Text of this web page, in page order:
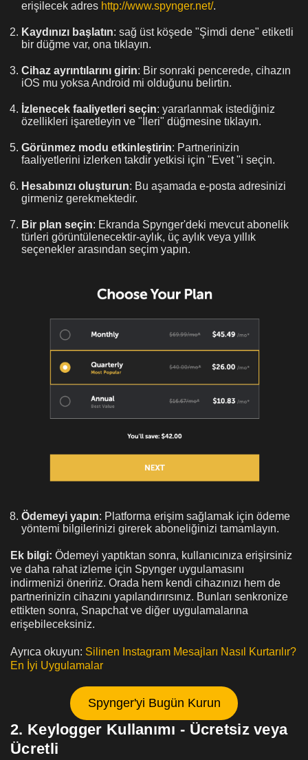
erişilecek adres http://www.spynger.net/.
Kaydınızı başlatın: sağ üst köşede "Şimdi dene" etiketli
bir düğme var, ona tıklayın.
Cihaz ayrıntılarını girin: Bir sonraki pencerede, cihazın
iOS mu yoksa Android mi olduğunu belirtin.
İzlenecek faaliyetleri seçin: yararlanmak istediğiniz
özellikleri işaretleyin ve "İleri" düğmesine tıklayın.
Görünmez modu etkinleştirin: Partnerinizin
faaliyetlerini izlerken takdir yetkisi için "Evet "i seçin.
Hesabınızı oluşturun: Bu aşamada e-posta adresinizi
girmeniz gerekmektedir.
Bir plan seçin: Ekranda Spynger'deki mevcut abonelik
türleri görüntülenecektir-aylık, üç aylık veya yıllık
seçenekler arasından seçim yapın.
Ödemeyi yapın: Platforma erişim sağlamak için ödeme
yöntemi bilgilerinizi girerek aboneliğinizi tamamlayın.
Ek bilgi: Ödemeyi yaptıktan sonra, kullanıcınıza erişirsiniz
ve daha rahat izleme için Spynger uygulamasını
indirmenizi öneririz. Orada hem kendi cihazınızı hem de
partnerinizin cihazını yapılandırırsınız. Bunları senkronize
ettikten sonra, Snapchat ve diğer uygulamalarına
erişebileceksiniz.
Ayrıca okuyun: Silinen Instagram Mesajları Nasıl Kurtarılır?
En İyi Uygulamalar
Spynger'yi Bugün Kurun
2. Keylogger Kullanımı - Ücretsiz veya
Ücretli